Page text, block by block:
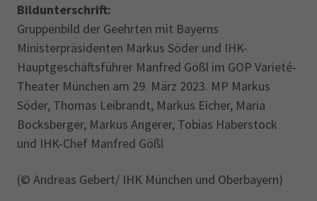
Bildunterschrift:
Gruppenbild der Geehrten mit Bayerns
Ministerpräsidenten Markus Söder und IHK-
Hauptgeschäftsführer Manfred Gößl im GOP Varieté-
Theater München am 29. März 2023. MP Markus
Söder, Thomas Leibrandt, Markus Eicher, Maria
Bocksberger, Markus Angerer, Tobias Haberstock
und IHK-Chef Manfred Gößl
(© Andreas Gebert/ IHK München und Oberbayern)